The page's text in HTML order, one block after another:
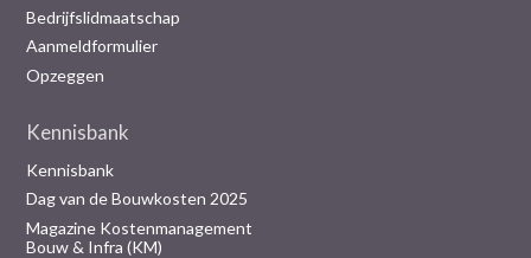
Bedrijfslidmaatschap
Aanmeldformulier
Opzeggen
Kennisbank
Kennisbank
Dag van de Bouwkosten 2025
Magazine Kostenmanagement
Bouw & Infra (KM)